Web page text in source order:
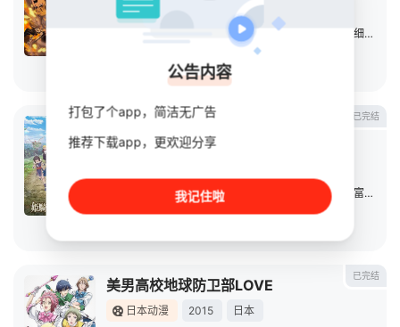
导演：未知
/ 井上麻里奈 细谷佳正
立即播放
已完结
日本动漫 2026
导演：田中孝行
铃代纱弓 / 猪股慧士 丰崎爱生 富田美忧
已完结
美男高校地球防卫部LOVE
日本动漫 2015
日本
公告内容
打包了个app，简洁无广告
推荐下载app，更欢迎分享
我记住啦